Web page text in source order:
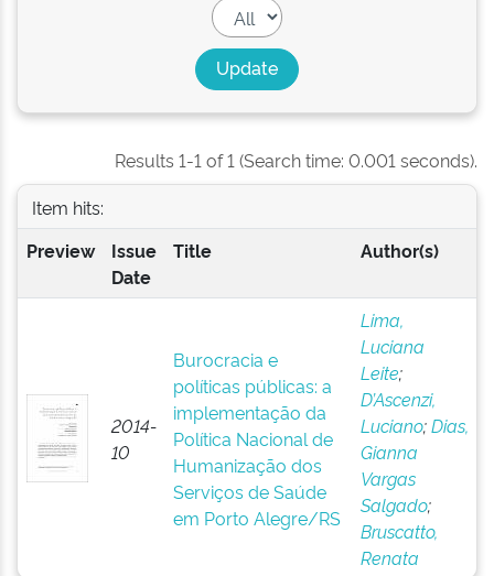
Results 1-1 of 1 (Search time: 0.001 seconds).
Item hits:
Preview
Issue
Date
Title Author(s)
2014-
10
Burocracia e
políticas públicas: a
implementação da
Política Nacional de
Humanização dos
Serviços de Saúde
em Porto Alegre/RS
Lima,
Luciana
Leite;
D’Ascenzi,
Luciano;Dias,
Gianna
Vargas
Salgado;
Bruscatto,
Renata